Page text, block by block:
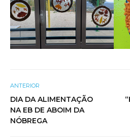
ANTERIOR
DIA DA ALIMENTAÇÃO
NA EB DE ABOIM DA
NÓBREGA